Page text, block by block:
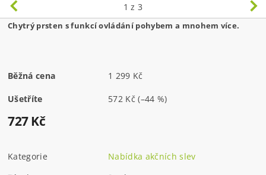
1 z 3
Chytrý prsten s funkcí ovládání pohybem a mnohem více.
Běžná cena 1 299 Kč
Ušetříte 572 Kč(–44 %)
727 Kč
Kategorie
Nabídka akčních slev